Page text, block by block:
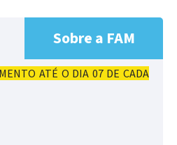
Sobre a FAM
ATÉ O DIA 07 DE CADA